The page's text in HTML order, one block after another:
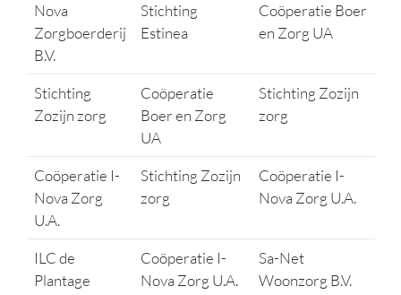
Nova
Zorgboerderij
B.V.
Stichting
Estinea
Coöperatie Boer
en Zorg UA
Stichting
Zozijn zorg
Coöperatie
Boer en Zorg
UA
Stichting Zozijn
zorg
Coöperatie I-
Nova Zorg
U.A.
Stichting Zozijn
zorg
Coöperatie I-
Nova Zorg U.A.
ILC de
Plantage
Coöperatie I-
Nova Zorg U.A.
Sa-Net
Woonzorg B.V.